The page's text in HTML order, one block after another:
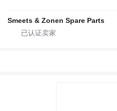
Smeets & Zonen Spare Parts